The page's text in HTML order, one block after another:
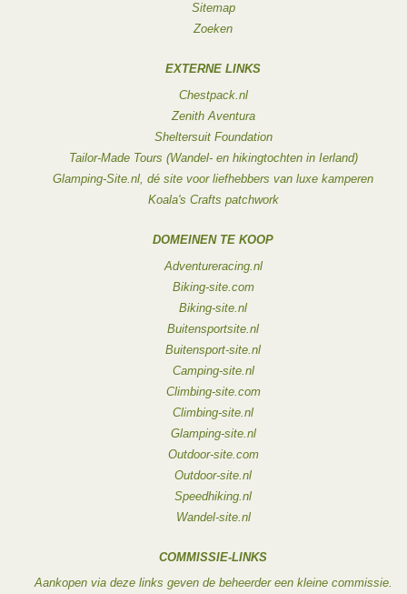
Sitemap
Zoeken
EXTERNE LINKS
Chestpack.nl
Zenith Aventura
Sheltersuit Foundation
Tailor-Made Tours (Wandel- en hikingtochten in Ierland)
Glamping-Site.nl, dé site voor liefhebbers van luxe kamperen
Koala's Crafts patchwork
DOMEINEN TE KOOP
Adventureracing.nl
Biking-site.com
Biking-site.nl
Buitensportsite.nl
Buitensport-site.nl
Camping-site.nl
Climbing-site.com
Climbing-site.nl
Glamping-site.nl
Outdoor-site.com
Outdoor-site.nl
Speedhiking.nl
Wandel-site.nl
COMMISSIE-LINKS
Aankopen via deze links geven de beheerder een kleine commissie.